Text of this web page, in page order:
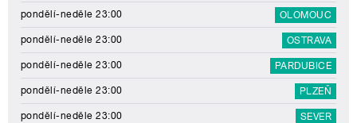
pondělí-neděle 23:00 OLOMOUC
pondělí-neděle 23:00 OSTRAVA
pondělí-neděle 23:00 PARDUBICE
pondělí-neděle 23:00 PLZEŇ
pondělí-neděle 23:00 SEVER